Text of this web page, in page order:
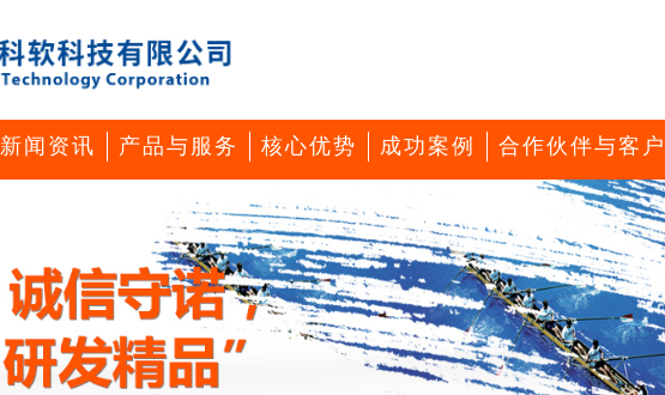
新闻资讯 产品与服务 核心优势 成功案例 合作伙伴与客户